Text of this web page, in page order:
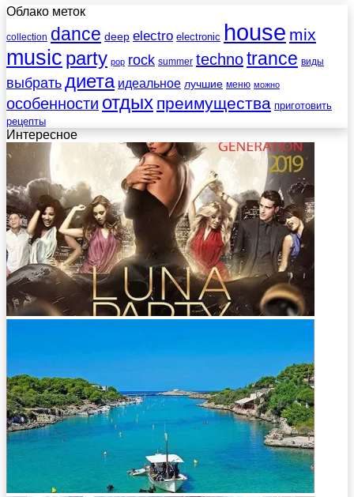
Облако меток
collection dance deep electro electronic house mix
music party pop rock summer technotrance виды
выбратьдиета идеальное лучшие меню можно
особенности отдых преимущества приготовить
рецепты
Интересное